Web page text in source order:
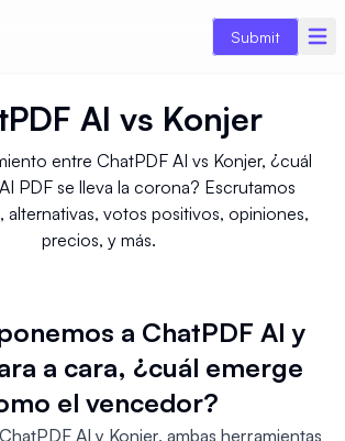
Submit
AI vs Konjer
entre ChatPDF AI vs Konjer, ¿cuál
PDF se lleva la corona? Escrutamos
alternativas, votos positivos, opiniones,
precios, y más.
a ChatPDF AI y
a cara, ¿cuál emerge
el vencedor?
AI y Konjer, ambas herramientas